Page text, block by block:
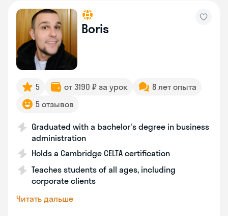
Boris
5 от 3190 ₽ за урок
8 лет опыта
5 отзывов
Graduated with a bachelor's degree in business
administration
Holds a Cambridge CELTA certification
Teaches students of all ages, including
corporate clients
Читать дальше